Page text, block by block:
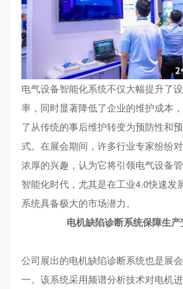
电气设备智能化系统不仅大幅提升了
率，同时显著降低了企业的维护成本
了从传统的事后维护转变为预防性和
式。在展会期间，许多行业专家纷纷
浓厚的兴趣，认为它将引领电气设备
智能化时代，尤其是在工业4.0快速发
系统具备极大的市场潜力。
电机缺陷诊断系统保障生
公司展出的电机缺陷诊断系统也是展
一。该系统采用频谱分析技术对电机